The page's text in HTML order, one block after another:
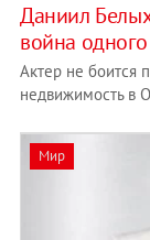
Даниил
война
Актер не боится
недвижимость в
Мир